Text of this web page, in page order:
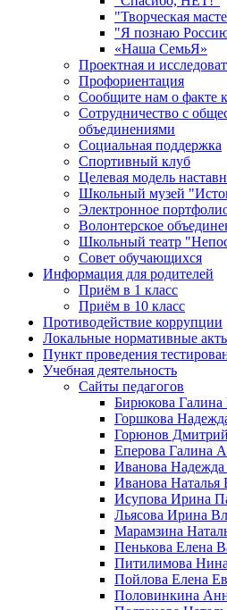
"Творческая
"Я познаю
«Наша СемьЯ»
Проектная и
Профориентация
Сообщите нам о факте
Сотрудничество с
объединениями
Социальная поддержка
Спортивный клуб
Целевая модель
Школьный музей
Электронное
Волонтерское
Школьный театр
Совет обучающихся
Информация для родителей
Приём в 1 класс
Приём в 10 класс
Противодействие коррупции
Локальные нормативные
Пункт проведения
Учебная деятельность
Сайты педагогов
Бирюкова
Горшкова
Горюнов
Еперова Галина
Иванова Надежда
Иванова Наталья
Исупова Ирина
Льясова Ирина
Марамзина
Пенькова Елена
Питилимова
Пойлова Елена
Половинкина